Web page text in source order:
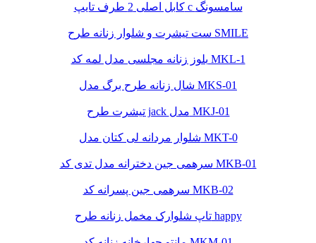
کابل اصلی 2 طرف تایپ c سامسونگ
ست تیشرت و شلوار زنانه طرح SMILE
بلوز زنانه مجلسی مدل لمه کد MKL-1
شال زنانه طرح برگ مدل MKS-01
تیشرت طرح jack مدل MKJ-01
شلوار مردانه لی کتان مدل MKT-0
سرهمی جین دخترانه مدل تدی کد MKB-01
سرهمی جین پسرانه کد MKB-02
تاپ شلوارک مخمل زنانه طرح happy